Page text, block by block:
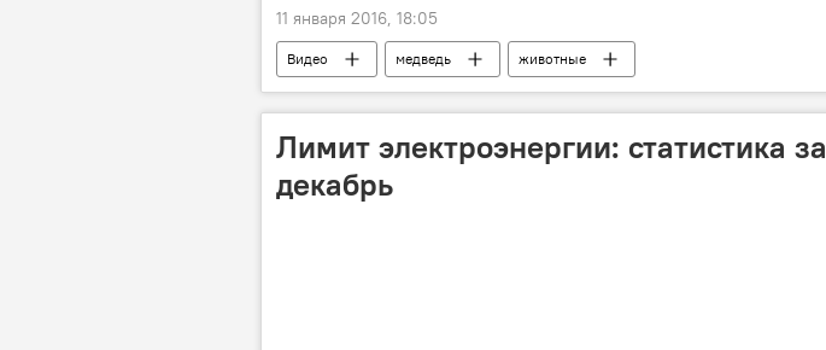
11 января 2016, 18:05
Видео медведь животные
Лимит электроэнергии: статистика за
декабрь